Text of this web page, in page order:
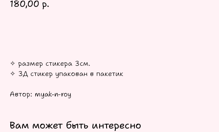
180,00 р.
✧ размер стикера 3см.
✧ 3Д стикер упакован в пакетик
Автор: myak-n-roy
Вам может быть интересно